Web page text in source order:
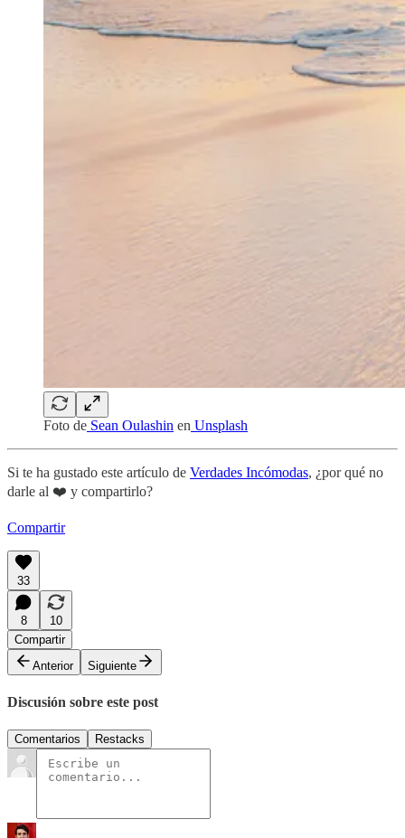
Foto de Sean Oulashin en Unsplash
Si te ha gustado este artículo de Verdades Incómodas, ¿por qué no
darle al ❤️ y compartirlo?
Compartir
33
8
10
Compartir
Anterior
Siguiente
Discusión sobre este post
Comentarios Restacks